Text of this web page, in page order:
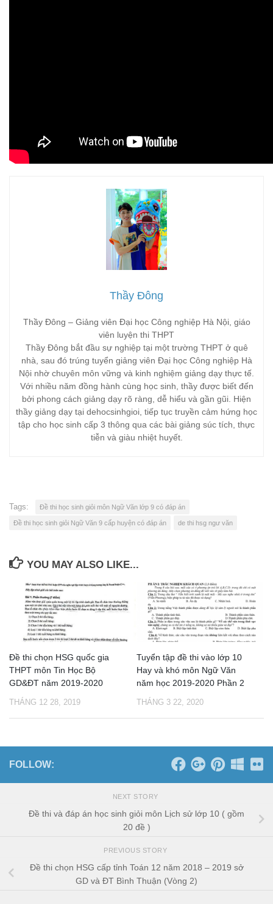
Thầy Đông
Thầy Đông – Giảng viên Đại học Công nghiệp Hà Nội, giáo
viên luyện thi THPT
Thầy Đông bắt đầu sự nghiệp tại một trường THPT ở quê
nhà, sau đó trúng tuyển giảng viên Đại học Công nghiệp Hà
Nội nhờ chuyên môn vững và kinh nghiệm giảng dạy thực tế.
Với nhiều năm đồng hành cùng học sinh, thầy được biết đến
bởi phong cách giảng dạy rõ ràng, dễ hiểu và gần gũi. Hiện
thầy giảng dạy tại dehocsinhgioi, tiếp tục truyền cảm hứng học
tập cho học sinh cấp 3 thông qua các bài giảng súc tích, thực
tiễn và giàu nhiệt huyết.
Tags: Đề thi học sinh giỏi môn Ngữ Văn lớp 9 có đáp án
Đề thi học sinh giỏi Ngữ Văn 9 cấp huyện có đáp án de thi hsg ngư văn
YOU MAY ALSO LIKE...
Đề thi chọn HSG quốc gia
THPT môn Tin Học Bộ
GD&ĐT năm 2019-2020
THÁNG 12 28, 2019
Tuyển tập đề thi vào lớp 10
Hay và khó môn Ngữ Văn
năm học 2019-2020 Phần 2
THÁNG 3 22, 2020
FOLLOW:
NEXT STORY
Đề thi và đáp án học sinh giỏi môn Lịch sử lớp 10 ( gồm
20 đề )
PREVIOUS STORY
Đề thi chọn HSG cấp tỉnh Toán 12 năm 2018 – 2019 sở
GD và ĐT Bình Thuận (Vòng 2)